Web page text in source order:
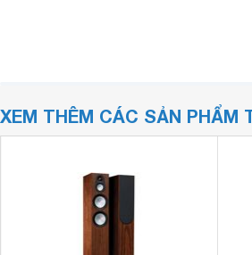
XEM THÊM CÁC SẢN